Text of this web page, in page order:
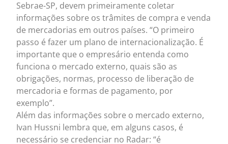
Sebrae-SP, devem primeiramente coletar
informações sobre os trâmites de compra e venda
de mercadorias em outros países. “O primeiro
passo é fazer um plano de internacionalização. É
importante que o empresário entenda como
funciona o mercado externo, quais são as
obrigações, normas, processo de liberação de
mercadoria e formas de pagamento, por
exemplo”.
Além das informações sobre o mercado externo,
Ivan Hussni lembra que, em alguns casos, é
necessário se credenciar no Radar: “é